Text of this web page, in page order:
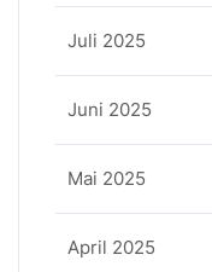
Juli 2025
Juni 2025
Mai 2025
April 2025